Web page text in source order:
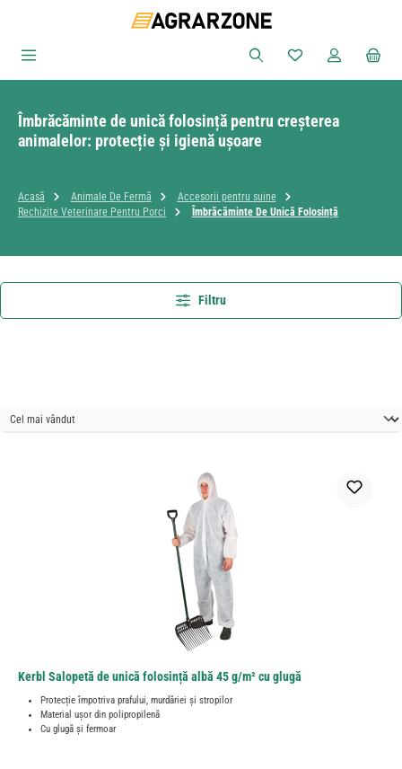
Sari la conținutul principal
Aveți 0 articole
Îmbrăcăminte de unică folosință pentru creșterea
animalelor: protecție și igienă ușoare
Acasă Animale De Fermă
Accesorii pentru suine
Rechizite Veterinare Pentru Porci
Îmbrăcăminte De Unică Folosință
Filtru
Kerbl Salopetă de unică folosință albă 45 g/m² cu glugă
Protecție împotriva prafului, murdăriei și stropilor
Material ușor din polipropilenă
Cu glugă și fermoar